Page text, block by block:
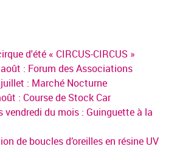
d'été « CIRCUS-CIRCUS »
: Forum des Associations
: Marché Nocturne
: Course de Stock Car
vendredi du mois : Guinguette à la
de boucles d’oreilles en résine UV